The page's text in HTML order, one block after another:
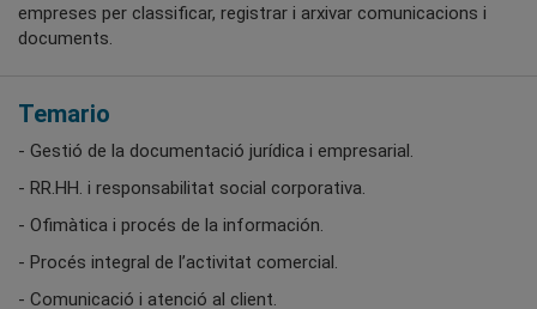
empreses per classificar, registrar i arxivar comunicacions i
documents.
Temario
- Gestió de la documentació jurídica i empresarial.
- RR.HH. i responsabilitat social corporativa.
- Ofimàtica i procés de la información.
- Procés integral de l’activitat comercial.
- Comunicació i atenció al client.